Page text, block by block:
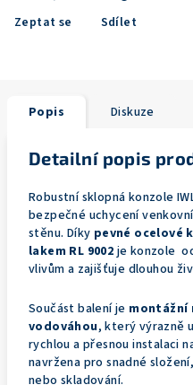
Zeptat se Sdílet
Popis Diskuze
Detailní popis
Robustní sklopná konzole
bezpečné uchycení
stěnu. Díky pevné ocelové
lakem RL 9002je konzole
vlivům a zajišťuje dlouhou
Součást balení je montážní
vodováhou, který výrazně
rychlou a přesnou instalaci
navržena pro snadné
nebo skladování.